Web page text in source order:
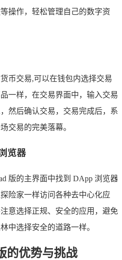
操作，轻松管理自己的数字资
币交易,可以在钱包内选择交易
一样，在交易界面中，输入交易
然后确认交易，交易完成后，系
交易的完美落幕。
览器
版的主界面中找到 DApp 浏览器
险家一样访问各种去中心化应
意选择正规、安全的应用，避免
中选择安全的道路一样。
的优势与挑战